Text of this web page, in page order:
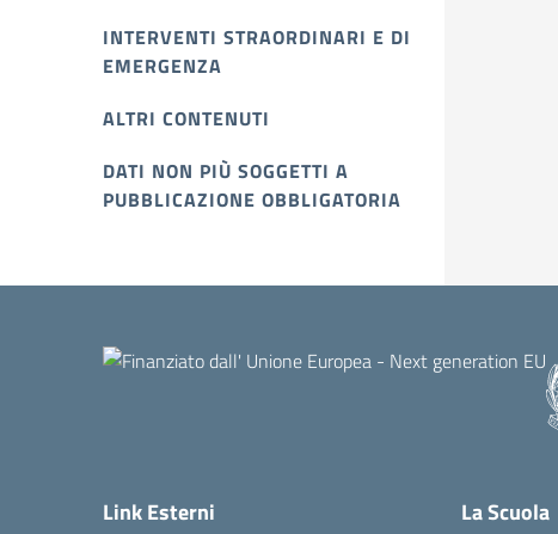
INTERVENTI STRAORDINARI E DI
EMERGENZA
ALTRI CONTENUTI
DATI NON PIÙ SOGGETTI A
PUBBLICAZIONE OBBLIGATORIA
Link Esterni La Scuola